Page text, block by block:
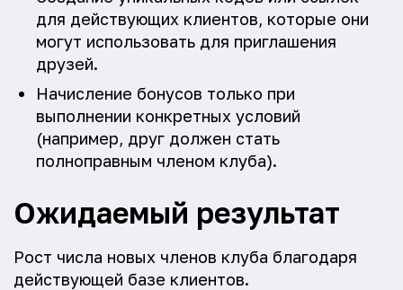
для действующих клиентов, которые они
могут использовать для приглашения
друзей.
Начисление бонусов только при
выполнении конкретных условий
(например, друг должен стать
полноправным членом клуба).
Ожидаемый результат
Рост числа новых членов клуба благодаря
действующей базе клиентов.